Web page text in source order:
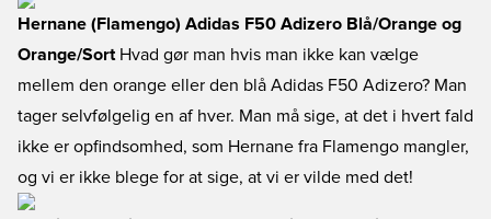
Hernane (Flamengo) Adidas F50 Adizero Blå/Orange og
Orange/Sort Hvad gør man hvis man ikke kan vælge
mellem den orange eller den blå Adidas F50 Adizero? Man
tager selvfølgelig en af hver. Man må sige, at det i hvert fald
ikke er opfindsomhed, som Hernane fra Flamengo mangler,
og vi er ikke blege for at sige, at vi er vilde med det!